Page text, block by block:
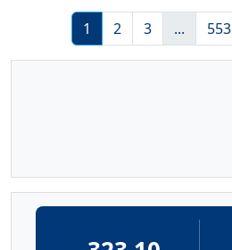
1 2 3 ... 553